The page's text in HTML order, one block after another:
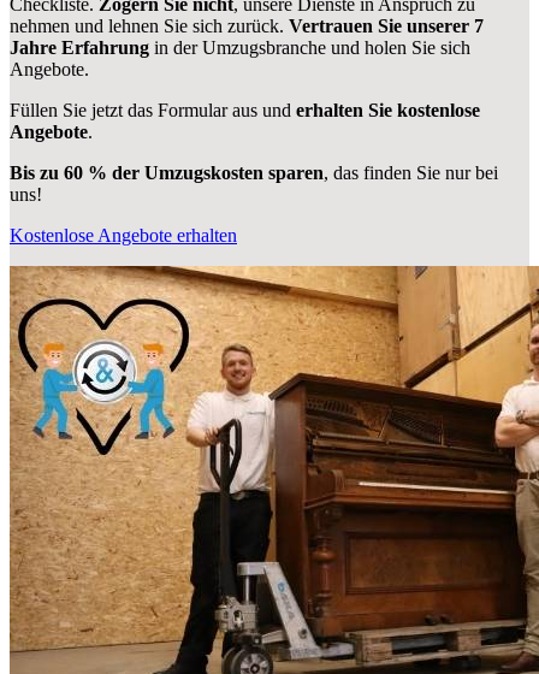
Checkliste. Zögern Sie nicht, unsere Dienste in Anspruch zu
nehmen und lehnen Sie sich zurück. Vertrauen Sie unserer 7
Jahre Erfahrung in der Umzugsbranche und holen Sie sich
Angebote.
Füllen Sie jetzt das Formular aus und erhalten Sie kostenlose
Angebote.
Bis zu 60 % der Umzugskosten sparen, das finden Sie nur bei
uns!
Kostenlose Angebote erhalten